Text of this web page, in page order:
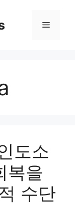
Menu
도소
복을
수단